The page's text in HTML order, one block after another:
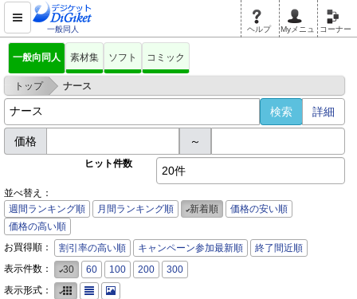
一般同人 ヘルプ Myメニュ コーナー
一般向同人 素材集 ソフト コミック
トップ > ナース
詳細
価格 ～
ヒット件数
20件
並べ替え：
週間ランキング順
月間ランキング順 新着順
価格の安い順
価格の高い順
お買得順：
割引率の高い順 キャンペーン参加最新順
終了間近順
表示件数：
30 60 100 200
300
表示形式：